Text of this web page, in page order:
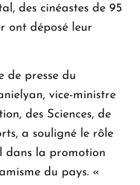
des cinéastes de 95
ont déposé leur
de presse du
vice-ministre
des Sciences, de
a souligné le rôle
dans la promotion
du pays. «